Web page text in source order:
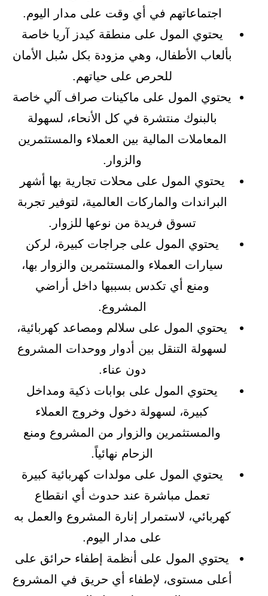
اجتماعاتهم في أي وقت على مدار اليوم.
يحتوي المول على منطقة كيدز آريا خاصة
بألعاب الأطفال، وهي مزودة بكل سُبل الأمان
للحرص على حياتهم.
يحتوي المول على ماكينات صراف آلي خاصة
بالبنوك منتشرة في كل الأنحاء، لسهولة
المعاملات المالية بين العملاء والمستثمرين
والزوار.
يحتوي المول على محلات تجارية بها أشهر
البراندات والماركات العالمية، لتوفير تجربة
تسوق فريدة من نوعها للزوار.
يحتوي المول على جراجات كبيرة، لركن
سيارات العملاء والمستثمرين والزوار بها،
ومنع أي تكدس بسببها داخل أراضي
المشروع.
يحتوي المول على سلالم ومصاعد كهربائية،
لسهولة التنقل بين أدوار ووحدات المشروع
دون عناء.
يحتوي المول على بوابات ذكية ومداخل
كبيرة، لسهولة دخول وخروج العملاء
والمستثمرين والزوار من المشروع ومنع
الزحام نهائياً.
يحتوي المول على مولدات كهربائية كبيرة
تعمل مباشرة عند حدوث أي انقطاع
كهربائي، لاستمرار إنارة المشروع والعمل به
على مدار اليوم.
يحتوي المول على أنظمة إطفاء حرائق على
أعلى مستوى، لإطفاء أي حريق في المشروع